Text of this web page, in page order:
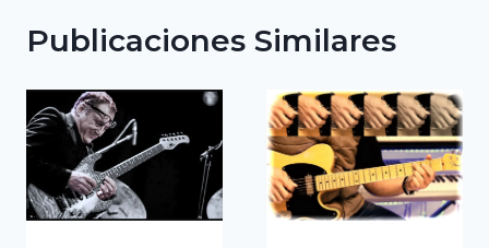
Publicaciones Similares